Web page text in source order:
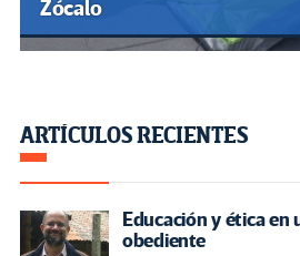
Zócalo
ARTÍCULOS RECIENTES
Educación y ética
obediente